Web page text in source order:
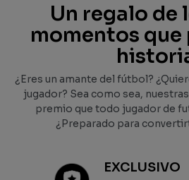
Un regalo de
momentos que
¿Eres un amante del fútbol?
jugador? Sea como sea,
premio que todo jugador de
¿Preparado para
EXCLUSIVO